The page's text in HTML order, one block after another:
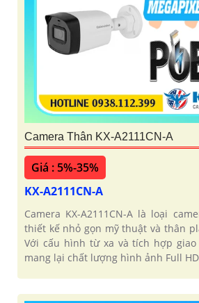
Camera Thân KX-A2111CN-A
Giá : 5%-35%
KX-A2111CN-A
Camera KX-A2111CN-A là loại
thiết kế nhỏ gọn mỹ thuật và thân
Với cấu hình từ xa và tích hợp
mang lại chất lượng hình ảnh Full